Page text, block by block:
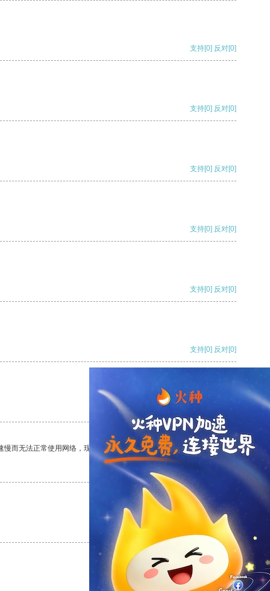
支持[0] 反对[0]
支持[0] 反对[0]
支持[0] 反对[0]
支持[0] 反对[0]
支持[0] 反对[0]
支持[0] 反对[0]
而无法正常使用网络，现在有了这个app，我再也不用担心了。
反对
反对[0]